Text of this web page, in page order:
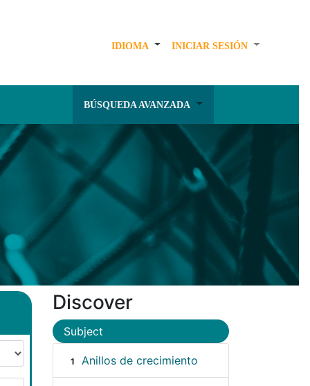
IDIOMA INICIAR SESIÓN
BÚSQUEDA AVANZADA
Discover
Subject
1 Anillos de crecimiento